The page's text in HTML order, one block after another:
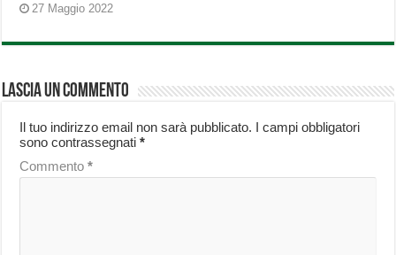
27 Maggio 2022
Lascia un commento
Il tuo indirizzo email non sarà pubblicato. I campi obbligatori
sono contrassegnati*
Commento*